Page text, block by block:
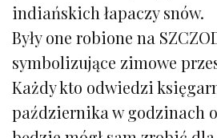
indiańskich łapaczy snów.
Były one robione na
symbolizujące zimowe
Każdy kto odwiedzi
października w godzinach